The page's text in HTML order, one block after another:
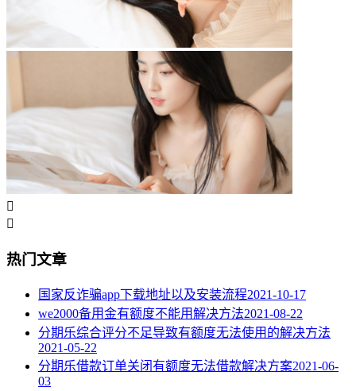


热门文章
国家反诈骗app下载地址以及安装流程2021-10-17
we2000备用金有额度不能用解决方法2021-08-22
分期乐综合评分不足导致有额度无法使用的解决方法
2021-05-22
分期乐借款订单关闭有额度无法借款解决方案2021-06-
03